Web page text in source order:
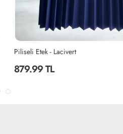
Piliseli Etek - Lacivert
879.99 TL